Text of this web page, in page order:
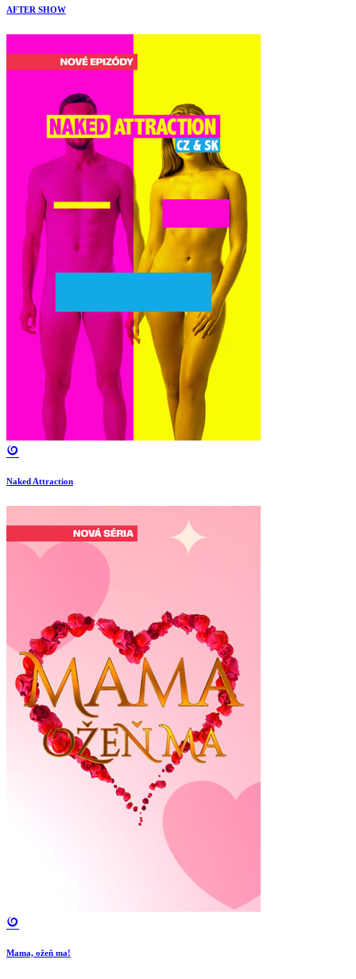
AFTER SHOW
Naked Attraction
Mama, ožeň ma!